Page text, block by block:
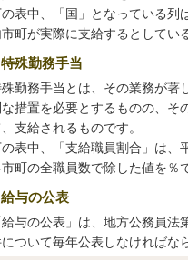
表中、「国」となっている列
市町が実際に支給するとしてい
特殊勤務手当
勤務手当とは、その業務が著
な措置を必要とするものの、そ
支給されるものです。
表中、「支給職員割合」は、
町の全職員数で除した値を％
給与の公表
給与の公表」は、地方公務員
ついて毎年公表しなければな